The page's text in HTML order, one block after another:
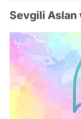
Sevgili Aslan